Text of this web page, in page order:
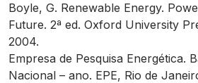
Boyle, G. Renewable Energy.
Future. 2ª ed. Oxford University
2004.
Empresa de Pesquisa Energética.
Nacional – ano. EPE, Rio de